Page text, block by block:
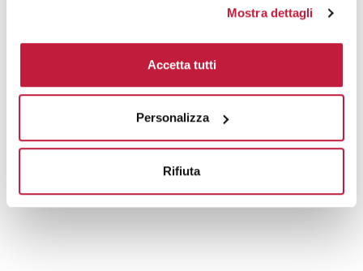
Mostra dettagli
Accetta tutti
Personalizza
Rifiuta
Area di personalizzazione
Domande e risposte
Prodotti alternativi